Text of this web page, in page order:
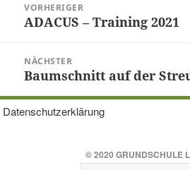
VORHERIGER
Vorheriger
ADACUS – Training 2021
NÄCHSTER
Nächster
Beitrag:
Baumschnitt auf der
Datenschutzerklärung
© 2020 GRUNDSCHULE